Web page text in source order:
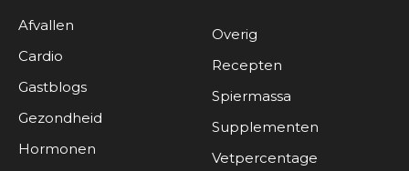
Afvallen
Cardio
Gastblogs
Gezondheid
Hormonen
Overig
Recepten
Spiermassa
Supplementen
Vetpercentage